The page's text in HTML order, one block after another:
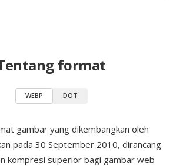
format
WEBP DOT
gambar yang dikembangkan oleh
pada 30 September 2010, dirancang
kompresi superior bagi gambar web